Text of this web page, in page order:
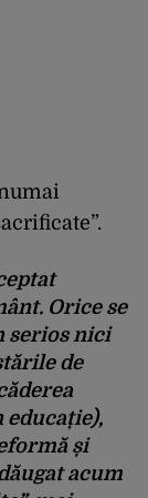
Orice se
serios nici
de
și
acum